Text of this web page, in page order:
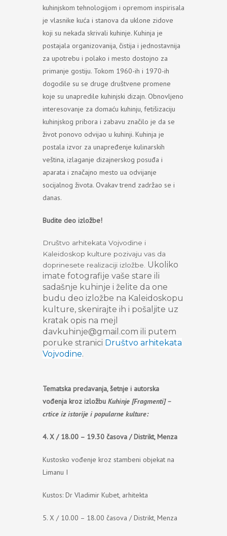
kuhinjskom tehnologijom i opremom inspirisala
je vlasnike kuća i stanova da uklone zidove
koji su nekada skrivali kuhinje. Kuhinja je
postajala organizovanija, čistija i jednostavnija
za upotrebu i polako i mesto dostojno za
primanje gostiju. Tokom 1960-ih i 1970-ih
dogodile su se druge društvene promene
koje su unapredile kuhinjski dizajn. Obnovljeno
interesovanje za domaću kuhinju, fetišizaciju
kuhinjskog pribora i zabavu značilo je da se
život ponovo odvijao u kuhinji. Kuhinja je
postala izvor za unapređenje kulinarskih
veština, izlaganje dizajnerskog posuđa i
aparata i značajno mesto ua odvijanje
socijalnog života. Ovakav trend zadržao se i
danas.
Budite deo izložbe!
Društvo arhitekata Vojvodine i
Kaleidoskop kulture pozivaju vas da
doprinesete realizaciji izložbe. Ukoliko
imate fotografije vaše stare ili
sadašnje kuhinje i želite da one
budu deo izložbe na Kaleidoskopu
kulture, skenirajte ih i pošaljite uz
kratak opis na mejl
davkuhinje@gmail.com ili putem
poruke stranici Društvo arhitekata
Vojvodine.
Tematska predavanja, šetnje i autorska
vođenja kroz izložbu Kuhinje [Fragmenti] –
crtice iz istorije i popularne kulture:
4. X / 18.00 – 19.30 časova / Distrikt, Menza
Kustosko vođenje kroz stambeni objekat na
Limanu I
Kustos: Dr Vladimir Kubet, arhitekta
5. X / 10.00 – 18.00 časova / Distrikt, Menza